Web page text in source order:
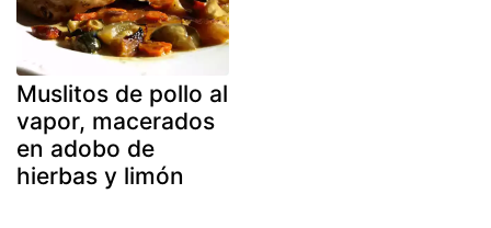
Muslitos de pollo al
vapor, macerados
en adobo de
hierbas y limón